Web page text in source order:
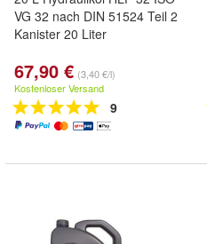
VG 32 nach DIN 51524 Teil 2
Kanister 20 Liter
67,90 € (3,40 €/l)
Kostenloser Versand
9